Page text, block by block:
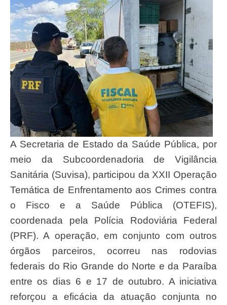
A Secretaria de Estado da Saúde Pública, por
meio da Subcoordenadoria de Vigilância
Sanitária (Suvisa), participou da XXII Operação
Temática de Enfrentamento aos Crimes contra
o Fisco e a Saúde Pública (OTEFIS),
coordenada pela Polícia Rodoviária Federal
(PRF). A operação, em conjunto com outros
órgãos parceiros, ocorreu nas rodovias
federais do Rio Grande do Norte e da Paraíba
entre os dias 6 e 17 de outubro. A iniciativa
reforçou a eficácia da atuação conjunta no